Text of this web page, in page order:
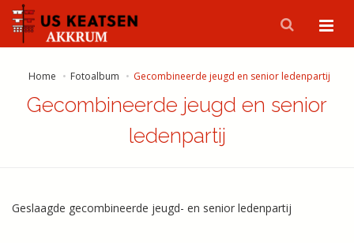
Home Fotoalbum Gecombineerde jeugd en senior ledenpartij
Gecombineerde jeugd en senior
ledenpartij
Geslaagde gecombineerde jeugd- en senior ledenpartij